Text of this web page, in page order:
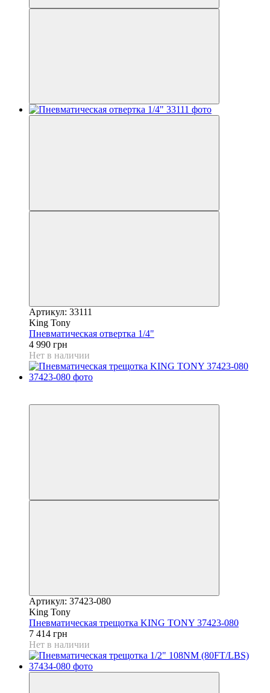
Артикул: 33111
King Tony
Пневматическая отвертка 1/4"
4 990 грн
Нет в наличии
Артикул: 37423-080
King Tony
Пневматическая трещотка KING TONY 37423-080
7 414 грн
Нет в наличии